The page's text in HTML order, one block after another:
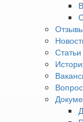
Отзывы
Статьи
Двухкомнатный
диваном в
Вместимость: 1
Целиком
Балкон
Услуги и